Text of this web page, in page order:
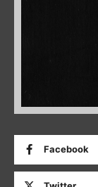
Facebook